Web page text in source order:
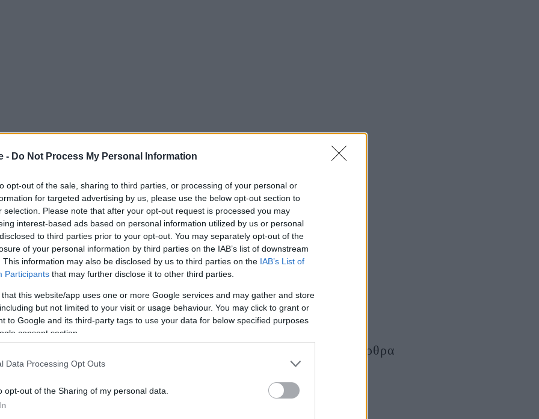
- Do Not Process My Personal Information
opt-out of the sale, sharing to third parties, or processing of your personal or
for targeted advertising by us, please use the below opt-out section to
selection. Please note that after your opt-out request is processed you may
interest-based ads based on personal information utilized by us or personal
to third parties prior to your opt-out. You may separately opt-out of the
of your personal information by third parties on the IAB’s list of downstream
This information may also be disclosed by us to third parties on the IAB’s List of
Participants that may further disclose it to other third parties.
that this website/app uses one or more Google services and may gather and store
but not limited to your visit or usage behaviour. You may click to grant or
to Google and its third-party tags to use your data for below specified purposes
consent section.
Data Processing Opt Outs
opt-out of the Sharing of my personal data.
προορισμός για διακοπές! Δεν υπάρχει κάτι που
φύση και μια Παλιά Πόλη σαν παραμύθι! Το
καταγάλανα νερά και μια υπέροχη φύση! Ο
στη Ρόδο χτισμένο μέσα σε έναν αληθινό παράδεισο!
Τελευταία Άρθρα